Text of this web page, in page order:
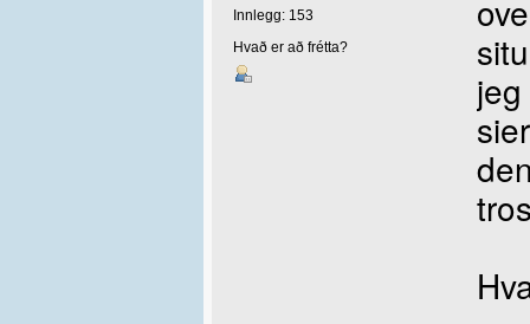
Innlegg: 153
Hvað er að frétta?